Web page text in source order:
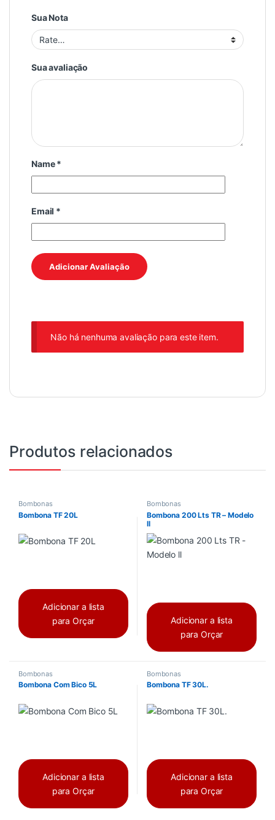
Sua Nota
Sua avaliação
Name*
Email *
Não há nenhuma avaliação para este item.
Produtos relacionados
Bombonas
Bombona TF 20L
Adicionar a lista
para Orçar
Bombonas
Bombona 200 Lts TR – Modelo
ll
Adicionar a lista
para Orçar
Bombonas
Bombona Com Bico 5L
Adicionar a lista
para Orçar
Bombonas
Bombona TF 30L.
Adicionar a lista
para Orçar